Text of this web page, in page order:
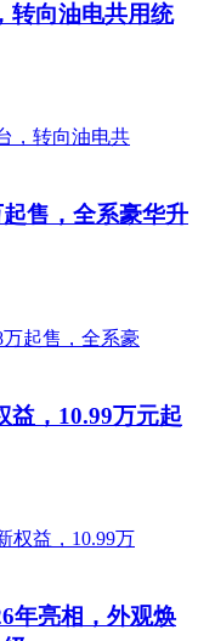
转向油电共用统
售，全系豪华升
益，10.99万元起
年亮相，外观焕